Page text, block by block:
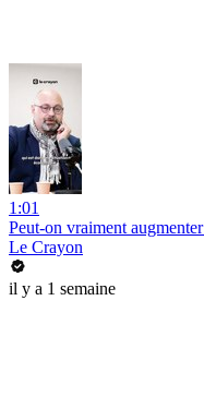
1:01
Peut-on vraiment
Le Crayon
il y a 1 semaine